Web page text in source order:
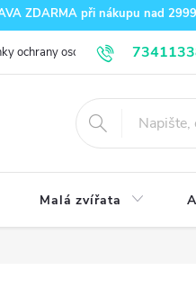
ZDARMA při nákupu nad
ochrany osobních údajů
Malá zvířata